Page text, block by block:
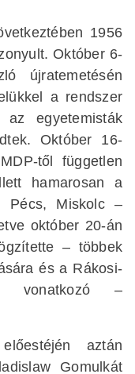
1956
Október 6-
újratemetésén
a rendszer
egyetemisták
Október 16-
től független
hamarosan a
Pécs, Miskolc –
október 20-án
– többek
és a Rákosi-
vonatkozó –
aztán
Gomulkát